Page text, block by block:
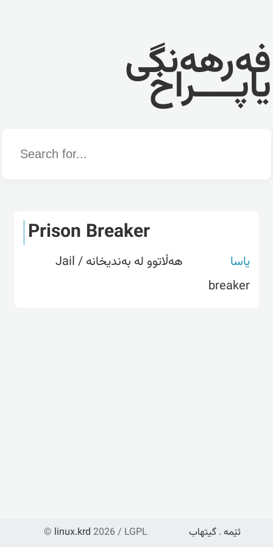
فەرهەنگی
یاپــــراخ
Word
Prison Breaker
یاسا
هەڵاتوو لە بەندیخانە / Jail
breaker
© linux.krd 2026 / LGPL ئێمە . گیتهاب